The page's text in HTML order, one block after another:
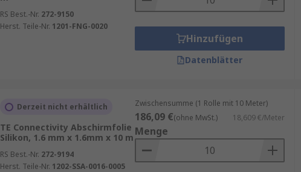
RS Best.-Nr. 272-9150
Herst. Teile-Nr. 1201-FNG-0020
Hinzufügen
Datenblätter
Derzeit nicht erhältlich
TE Connectivity Abschirmfolie
Silikon, 1.6 mm x 1.6mm x 10 m
RS Best.-Nr. 272-9194
Herst. Teile-Nr. 1202-SSA-0016-0005
Zwischensumme (1 Rolle mit 10 Meter)
186,09 €(ohne MwSt.) 18,609 €/Meter
Menge